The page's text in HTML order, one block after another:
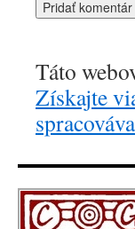
Táto
Získajte